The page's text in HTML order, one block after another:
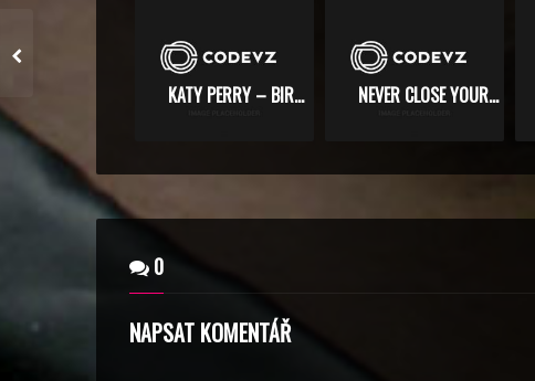
KATY PERRY – BIRTHDAY NEVER CLOSE YOUR EYES
0
NAPSAT KOMENTÁŘ